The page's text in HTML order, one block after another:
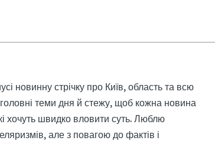
новинну стрічку про Київ, область та всю
теми дня й стежу, щоб кожна новина
хочуть швидко вловити суть. Люблю
але з повагою до фактів і